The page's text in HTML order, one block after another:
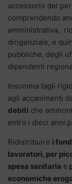
accessorio del
comprendendo
amministrativa,
dirigenziale, e
pubbliche, degli
dipendenti
Insomma tagli
agli accanimenti
debiti che
entro i dieci anni
Ridistribuire i
lavoratori, per
spesa sanitaria e
economiche